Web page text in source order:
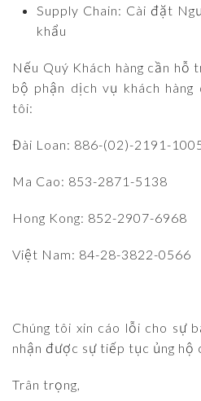
Supply Chain: Cài đặt
khẩu
Nếu Quý Khách hàng cần hỗ
bộ phận dịch vụ khách hàng
tôi:
Đài Loan: 886-(02)-2191-
Ma Cao: 853-2871-5138
Hong Kong: 852-2907-6968
Việt Nam: 84-28-3822-0566
Chúng tôi xin cáo lỗi cho sự
nhận được sự tiếp tục ủng hộ
Trân trọng,